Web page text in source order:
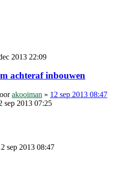
2013 22:09
achteraf inbouwen
akooiman » 12 sep 2013 08:47
sep 2013 07:25
sep 2013 08:47